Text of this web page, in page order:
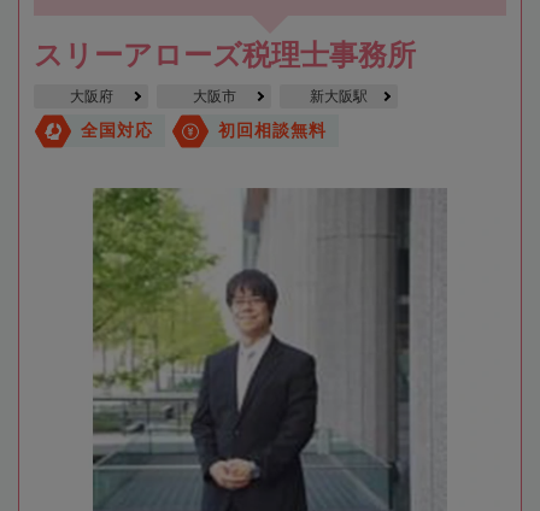
スリーアローズ税理士事務所
大阪府 大阪市 新大阪駅
全国対応 初回相談無料